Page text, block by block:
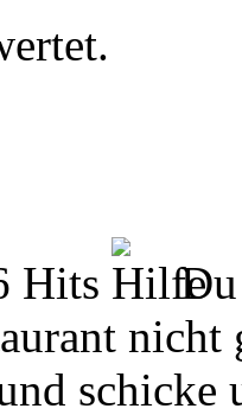
Hits
schicke